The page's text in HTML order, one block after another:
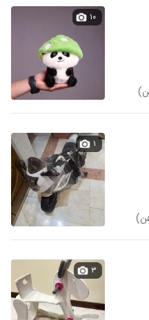
۱۰
۱
۳